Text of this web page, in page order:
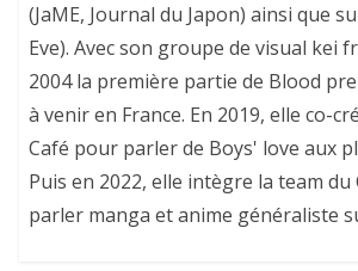
(JaME, Journal du Japon) ainsi que
Eve). Avec son groupe de visual kei
2004 la première partie de Blood
à venir en France. En 2019, elle co-
Café pour parler de Boys' love aux
Puis en 2022, elle intègre la team
parler manga et anime généraliste